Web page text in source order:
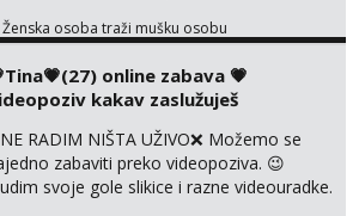
kombinacijama❗videa raznih na
materijal po želji 😈 Radim
AUTENTIČNOSTI video pozivom
UŽIVO ME NE ZANIMA Čekam te 😘
912 3322...
Ženska osoba traži mušku osobu
online zabava 💗
kakav zaslužuješ
RADIM NIŠTA UŽIVO❌ Možemo se
zabaviti preko videopoziva. 😉
svoje gole slikice i razne videouradke.